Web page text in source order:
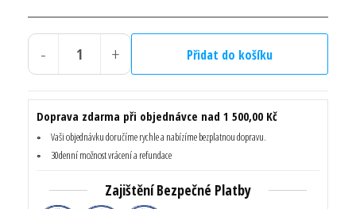
byla:
167,00 Kč.
je:
-
Vánoce
+ Přidat do košíku
Doprava zdarma při objednávce nad 1 500,00 Kč
Vaši objednávku doručíme rychle a nabízíme bezplatnou dopravu.
30denní možnost vrácení a refundace
Zajištění Bezpečné Platby